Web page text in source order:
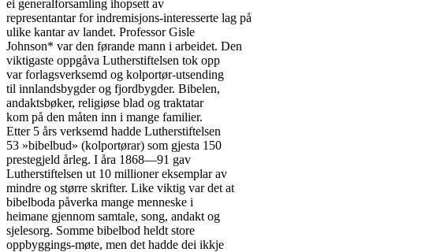
ei generalforsamling ihopsett av
representantar for indremisjons-interesserte lag på
ulike kantar av landet. Professor Gisle
Johnson* var den førande mann i arbeidet. Den
viktigaste oppgåva Lutherstiftelsen tok opp
var forlagsverksemd og kolportør-utsending
til innlandsbygder og fjordbygder. Bibelen,
andaktsbøker, religiøse blad og traktatar
kom på den måten inn i mange familier.
Etter 5 års verksemd hadde Lutherstiftelsen
53 »bibelbud» (kolportørar) som gjesta 150
prestegjeld årleg. I åra 1868—91 gav
Lutherstiftelsen ut 10 millioner eksemplar av
mindre og større skrifter. Like viktig var det at
bibelboda påverka mange menneske i
heimane gjennom samtale, song, andakt og
sjelesorg. Somme bibelbod heldt store
oppbyggings-møte, men det hadde dei ikkje